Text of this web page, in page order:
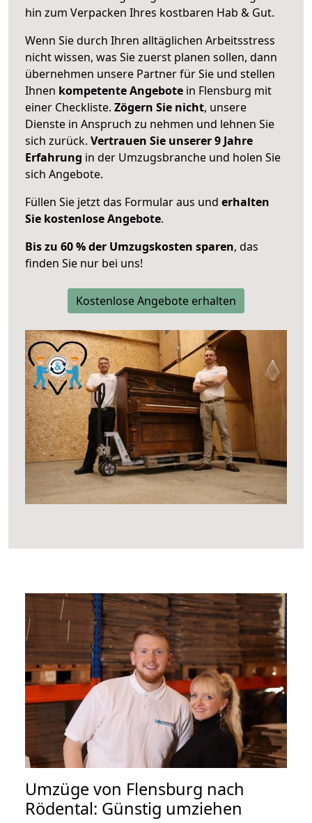
hin zum Verpacken Ihres kostbaren Hab & Gut.
Wenn Sie durch Ihren alltäglichen Arbeitsstress
nicht wissen, was Sie zuerst planen sollen, dann
übernehmen unsere Partner für Sie und stellen
Ihnen kompetente Angebote in Flensburg mit
einer Checkliste. Zögern Sie nicht, unsere
Dienste in Anspruch zu nehmen und lehnen Sie
sich zurück. Vertrauen Sie unserer 9 Jahre
Erfahrung in der Umzugsbranche und holen Sie
sich Angebote.
Füllen Sie jetzt das Formular aus und erhalten
Sie kostenlose Angebote.
Bis zu 60 % der Umzugskosten sparen, das
finden Sie nur bei uns!
Kostenlose Angebote erhalten
Umzüge von Flensburg nach
Rödental: Günstig umziehen